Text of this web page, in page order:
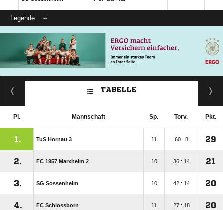
Legende
TABELLE
Pl. Mannschaft Sp. Torv. Pkt.
1. TuS Hornau 3 11 60 : 8 29
2. FC 1957 Marxheim 2 10 36 : 14 21
3. SG Sossenheim 10 42 : 14 20
4. FC Schlossborn 11 27 : 18 20